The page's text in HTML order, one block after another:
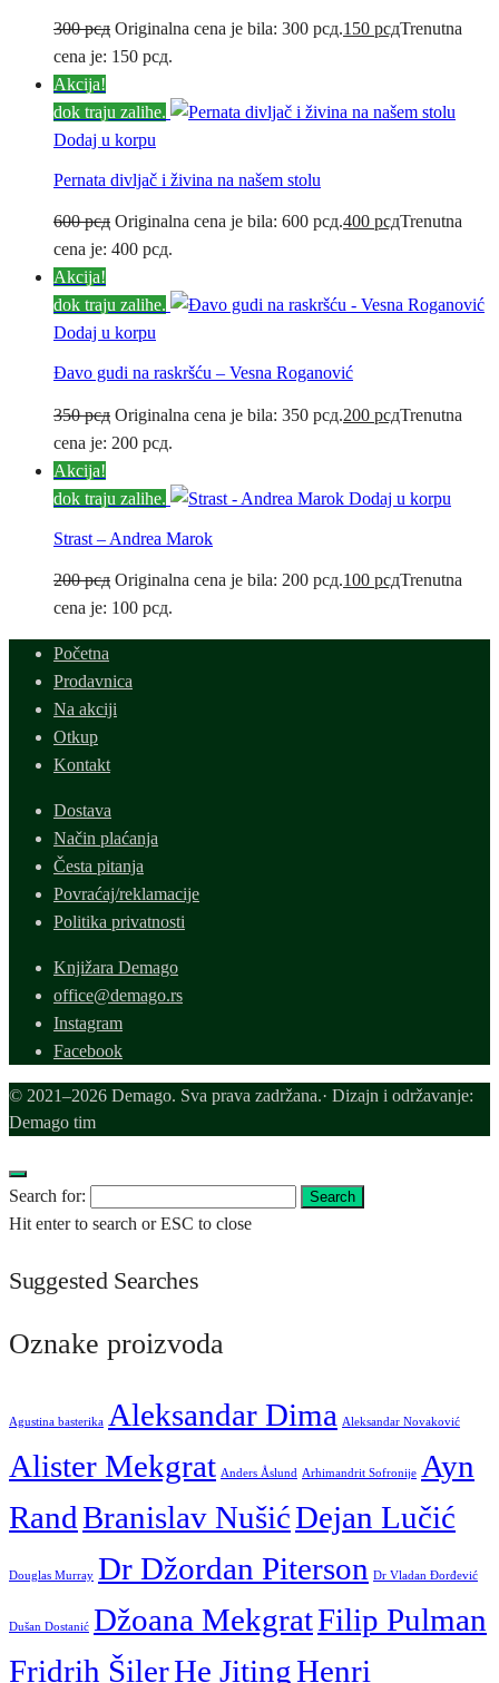
300рсд Originalna cena je bila: 300 рсд.150 рсдTrenutna
cena je: 150 рсд.
Akcija!
dok traju zalihe.
Dodaj u korpu
Pernata divljač i živina na našem stolu
600рсд Originalna cena je bila: 600 рсд.400 рсдTrenutna
cena je: 400 рсд.
Akcija!
dok traju zalihe.
Dodaj u korpu
Đavo gudi na raskršću – Vesna Roganović
350рсд Originalna cena je bila: 350 рсд.200 рсдTrenutna
cena je: 200 рсд.
Akcija!
dok traju zalihe.
Dodaj u korpu
Strast – Andrea Marok
200рсд Originalna cena je bila: 200 рсд.100 рсдTrenutna
cena je: 100 рсд.
Početna
Prodavnica
Na akciji
Otkup
Kontakt
Dostava
Način plaćanja
Česta pitanja
Povraćaj/reklamacije
Politika privatnosti
Knjižara Demago
office@demago.rs
Instagram
Facebook
© 2021–2026 Demago. Sva prava zadržana.· Dizajn i održavanje:
Demago tim
Search for: Search
Hit enter to search or ESC to close
Suggested Searches
Oznake proizvoda
Agustina basterika Aleksandar Dima Aleksandar Novaković
Alister Mekgrat Anders Åslund Arhimandrit Sofronije Ayn
RandBranislav NušićDejan Lučić
Douglas Murray Dr Džordan Piterson Dr Vladan Đorđević
Dušan Dostanić Džoana MekgratFilip Pulman
Fridrih ŠilerHe JitingHenri